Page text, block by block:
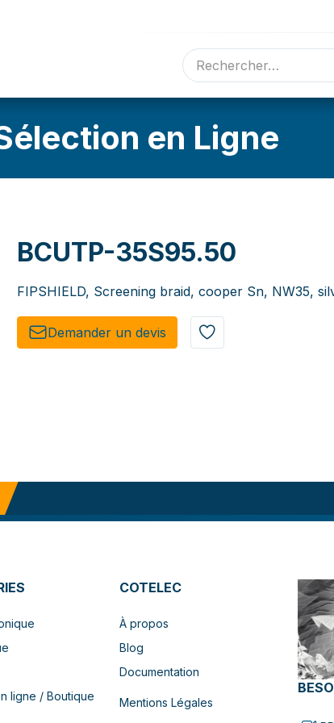
Sélection en ligne Contact
en Ligne
BCUTP-35S95.50
FIPSHIELD, Screening braid, cooper Sn, NW35,
Demander un de​​vis​​
ligne / Boutique
COTELEC
À propos
Blog
Documentation
Mentions Légales